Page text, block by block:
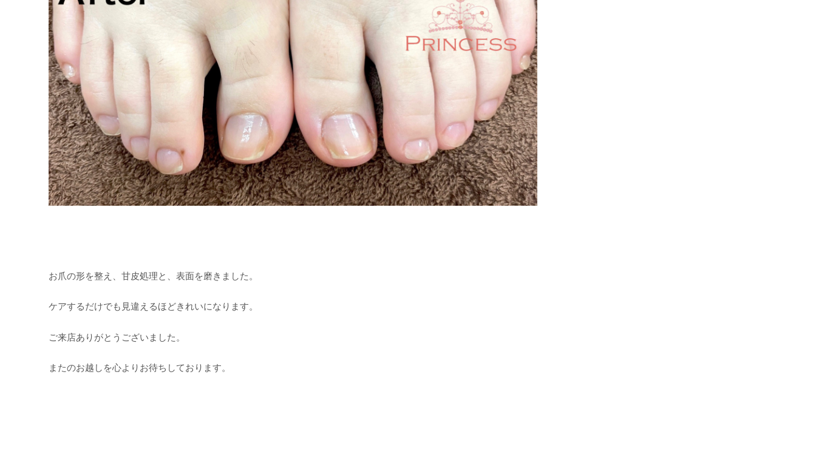
お爪の形を整え、甘皮処理と、表面を磨きました。
ケアするだけでも見違えるほどきれいになります。
ご来店ありがとうございました。
またのお越しを心よりお待ちしております。